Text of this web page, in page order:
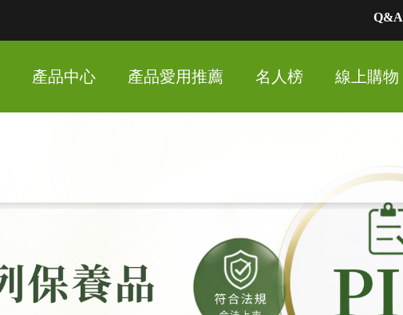
Q&A
產品中心 產品愛用推薦 名人榜 線上購物